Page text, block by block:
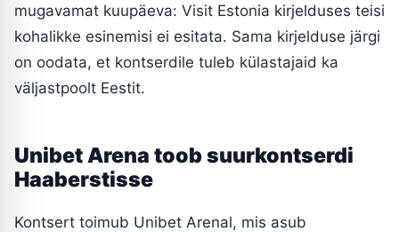
mugavamat kuupäeva: Visit Estonia kirjelduses teisi
kohalikke esinemisi ei esitata. Sama kirjelduse järgi
on oodata, et kontserdile tuleb külastajaid ka
väljastpoolt Eestit.
Unibet Arena toob suurkontserdi
Haaberstisse
Kontsert toimub Unibet Arenal, mis asub